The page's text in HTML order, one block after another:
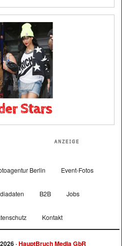
Berlin Event-Fotos
B2B Jobs
Kontakt
·HauptBruch Media GbR